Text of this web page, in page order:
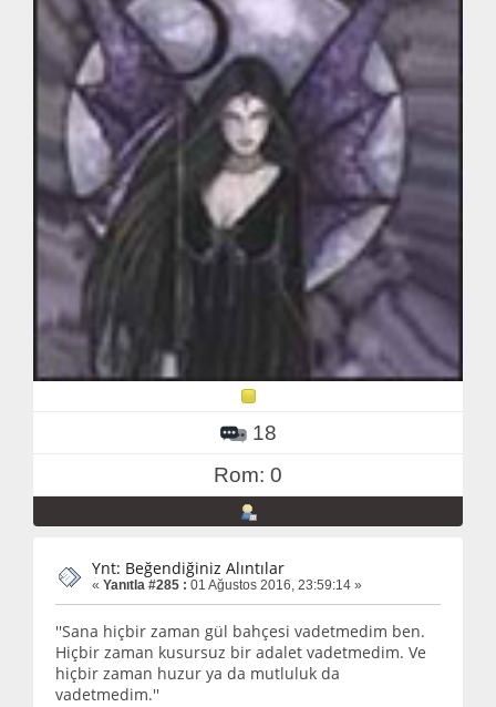
18
Rom: 0
Ynt: Beğendiğiniz Alıntılar
« Yanıtla #285 : 01 Ağustos 2016, 23:59:14 »
''Sana hiçbir zaman gül bahçesi vadetmedim ben.
Hiçbir zaman kusursuz bir adalet vadetmedim. Ve
hiçbir zaman huzur ya da mutluluk da
vadetmedim.''